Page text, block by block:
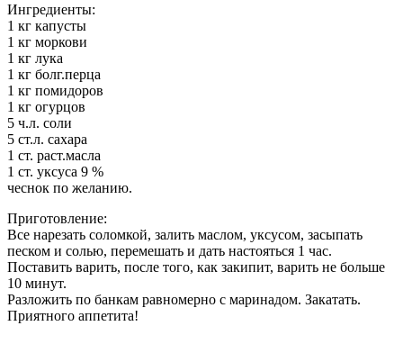
Ингредиенты:
1 кг капусты
1 кг моркови
1 кг лука
1 кг болг.перца
1 кг помидоров
1 кг огурцов
5 ч.л. соли
5 ст.л. сахара
1 ст. раст.масла
1 ст. уксуса 9 %
чеснок по желанию.
Приготовление:
Все нарезать соломкой, залить маслом, уксусом, засыпать
песком и солью, перемешать и дать настояться 1 час.
Поставить варить, после того, как закипит, варить не больше
10 минут.
Разложить по банкам равномерно с маринадом. Закатать.
Приятного аппетита!